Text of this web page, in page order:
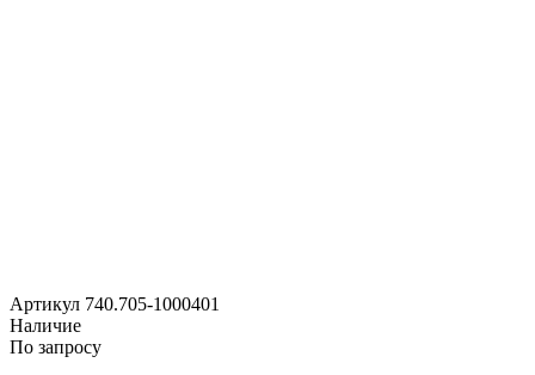
Артикул 740.705-1000401
Наличие
По запросу